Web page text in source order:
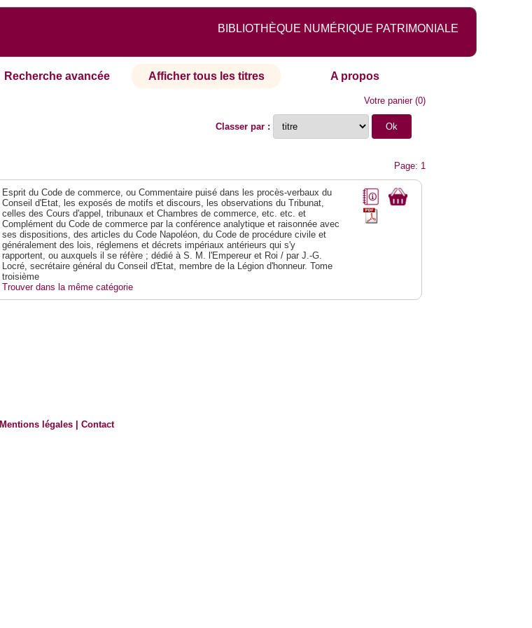
BIBLIOTHÈQUE NUMÉRIQUE PATRIMONIALE
Recherche avancée Afficher tous les titres A propos
Votre panier(0)
Classer par :
Page: 1
Esprit du Code de commerce, ou Commentaire puisé dans les procès-verbaux du
Conseil d'Etat, les exposés de motifs et discours, les observations du Tribunat,
celles des Cours d'appel, tribunaux et Chambres de commerce, etc. etc. et
Complément du Code de commerce par la conférence analytique et raisonnée avec
ses dispositions, des articles du Code Napoléon, du Code de procédure civile et
généralement des lois, réglemens et décrets impériaux antérieurs qui s'y
rapportent, ou auxquels il se réfère ; dédié à S. M. l'Empereur et Roi / par J.-G.
Locré, secrétaire général du Conseil d'Etat, membre de la Légion d'honneur. Tome
troisième
Trouver dans la même catégorie
Mentions légales |Contact